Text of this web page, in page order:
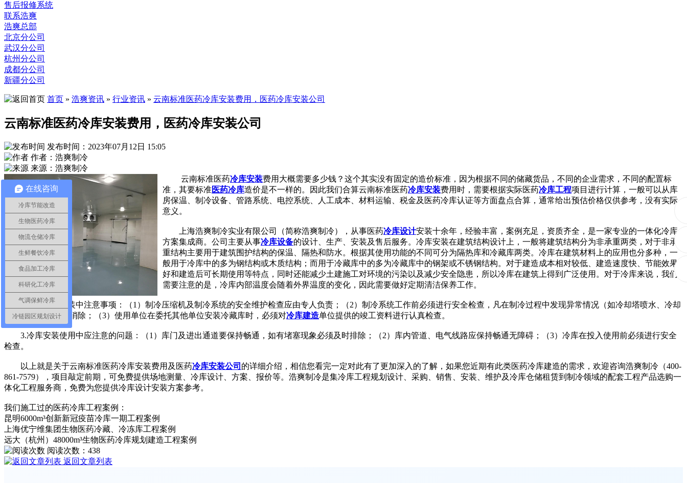
售后报修系统
联系浩爽
浩爽总部
北京分公司
武汉分公司
杭州分公司
成都分公司
新疆分公司
首页 » 浩爽资讯 » 行业资讯 » 云南标准医药冷库安装费用，医药冷库安装公司
云南标准医药冷库安装费用，医药冷库安装公司
发布时间：2023年07月12日 15:05
作者：浩爽制冷
来源：浩爽制冷
云南标准医药冷库安装费用大概需要多少钱？这个其实没有固定的造价标准，因为根据不同的储藏货品，不同的企业需求，不同的配置标
准，其要标准医药冷库造价是不一样的。因此我们合算云南标准医药冷库安装费用时，需要根据实际医药冷库工程项目进行计算，一般可以从库
房保温、制冷设备、管路系统、电控系统、人工成本、材料运输、税金及医药冷库认证等方面盘点合算，通常给出预估价格仅供参考，没有实际
意义。
上海浩爽制冷实业有限公司（简称浩爽制冷），从事医药冷库设计安装十余年，经验丰富，案例充足，资质齐全，是一家专业的一体化冷库
方案集成商。公司主要从事冷库设备的设计、生产、安装及售后服务。冷库安装在建筑结构设计上，一般将建筑结构分为非承重两类，对于非承
重结构主要用于建筑围护结构的保温、隔热和防水。根据其使用功能的不同可分为隔热库和冷藏库两类。冷库在建筑材料上的应用也分多种，一
般用于冷库中的多为钢结构或木质结构；而用于冷藏库中的多为冷藏库中的钢架或不锈钢结构。对于建造成本相对较低、建造速度快、节能效果
好和建造后可长期使用等特点，同时还能减少土建施工对环境的污染以及减少安全隐患，所以冷库在建筑上得到广泛使用。对于冷库来说，我们
需要注意的是，冷库内部温度会随着外界温度的变化，因此需要做好定期清洁保养工作。
2.冷库设计安装中注意事项：（1）制冷压缩机及制冷系统的安全维护检查应由专人负责；（2）制冷系统工作前必须进行安全检查，凡在制冷过程中发现异常情况（如冷却塔喷水、冷却
塔变形等）应及时消除；（3）使用单位在委托其他单位安装冷藏库时，必须对冷库建造单位提供的竣工资料进行认真检查。
3.冷库安装使用中应注意的问题：（1）库门及进出通道要保持畅通，如有堵塞现象必须及时排除；（2）库内管道、电气线路应保持畅通无障碍；（3）冷库在投入使用前必须进行安全
检查。
以上就是关于云南标准医药冷库安装费用及医药冷库安装公司 的详细介绍，相信您看完一定对此有了更加深入的了解，如果您近期有此类医药冷库建造的需求，欢迎咨询浩爽制冷（400-
861-7579），项目敲定前期，可免费提供场地测量、冷库设计、方案、报价等。浩爽制冷是集冷库工程规划设计、采购、销售、安装、维护及冷库仓储租赁到制冷领域的配套工程产品选购一
体化工程服务商，免费为您提供冷库设计安装方案参考。
我们施工过的医药冷库工程案例：
昆明6000m³创新新冠疫苗冷库一期工程案例
上海优宁维集团生物医药冷藏、冷冻库工程案例
远大（杭州）48000m³生物医药冷库规划建造工程案例
阅读次数： 438
返回文章列表
在线咨询
冷库节能改造
生物医药冷库
物流仓储冷库
生鲜餐饮冷库
食品加工冷库
科研化工冷库
气调保鲜冷库
冷链园区规划设计